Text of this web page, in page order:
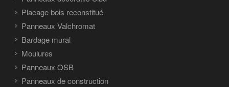
Placage bois reconstitué
Panneaux Valchromat
Bardage mural
Moulures
Panneaux OSB
Panneaux de construction